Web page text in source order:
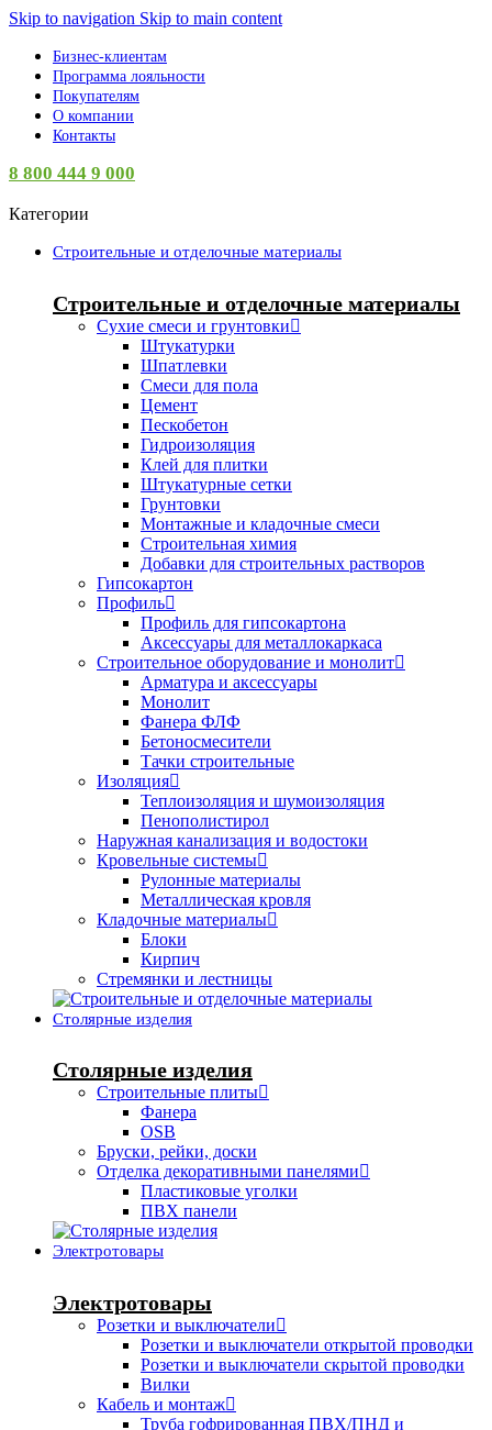
Skip to navigation Skip to main content
Бизнес-клиентам
Программа лояльности
Покупателям
О компании
Контакты
8 800 444 9 000
Категории
Строительные и отделочные материалы
Строительные и отделочные материалы
Сухие смеси и грунтовки
Штукатурки
Шпатлевки
Смеси для пола
Цемент
Пескобетон
Гидроизоляция
Клей для плитки
Штукатурные сетки
Грунтовки
Монтажные и кладочные смеси
Строительная химия
Добавки для строительных растворов
Гипсокартон
Профиль
Профиль для гипсокартона
Аксессуары для металлокаркаса
Строительное оборудование и монолит
Арматура и аксессуары
Монолит
Фанера ФЛФ
Бетоносмесители
Тачки строительные
Изоляция
Теплоизоляция и шумоизоляция
Пенополистирол
Наружная канализация и водостоки
Кровельные системы
Рулонные материалы
Металлическая кровля
Кладочные материалы
Блоки
Кирпич
Стремянки и лестницы
Столярные изделия
Столярные изделия
Строительные плиты
Фанера
OSB
Бруски, рейки, доски
Отделка декоративными панелями
Пластиковые уголки
ПВХ панели
Электротовары
Электротовары
Розетки и выключатели
Розетки и выключатели открытой проводки
Розетки и выключатели скрытой проводки
Вилки
Кабель и монтаж
Труба гофрированная ПВХ/ПНД и